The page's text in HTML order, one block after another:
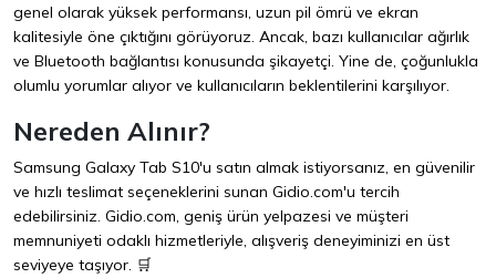
genel olarak yüksek performansı, uzun pil ömrü ve ekran
kalitesiyle öne çıktığını görüyoruz. Ancak, bazı kullanıcılar ağırlık
ve Bluetooth bağlantısı konusunda şikayetçi. Yine de, çoğunlukla
olumlu yorumlar alıyor ve kullanıcıların beklentilerini karşılıyor.
Nereden Alınır?
Samsung Galaxy Tab S10'u satın almak istiyorsanız, en güvenilir
ve hızlı teslimat seçeneklerini sunan Gidio.com'u tercih
edebilirsiniz. Gidio.com, geniş ürün yelpazesi ve müşteri
memnuniyeti odaklı hizmetleriyle, alışveriş deneyiminizi en üst
seviyeye taşıyor. 🛒